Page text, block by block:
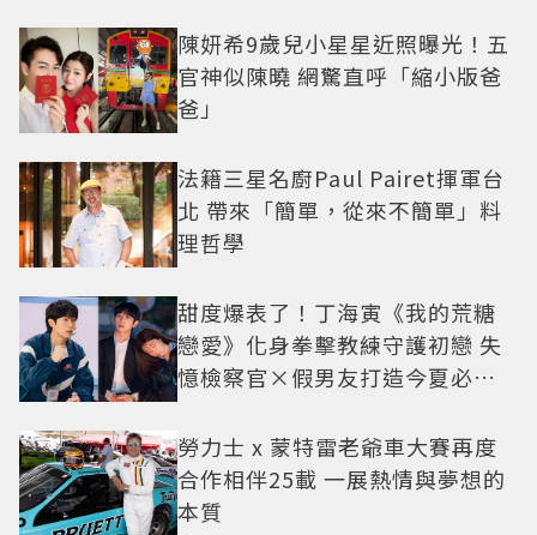
陳妍希9歲兒小星星近照曝光！五
官神似陳曉 網驚直呼「縮小版爸
爸」
法籍三星名廚Paul Pairet揮軍台
北 帶來「簡單，從來不簡單」料
理哲學
甜度爆表了！丁海寅《我的荒糖
戀愛》化身拳擊教練守護初戀 失
憶檢察官×假男友打造今夏必看
勞力士 x 蒙特雷老爺車大賽再度
合作相伴25載 一展熱情與夢想的
本質